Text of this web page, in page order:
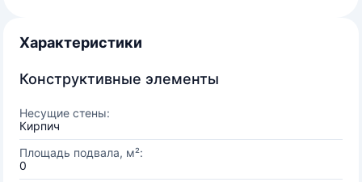
Характеристики
Конструктивные элементы
Несущие стены:
Кирпич
Площадь подвала, м²:
0